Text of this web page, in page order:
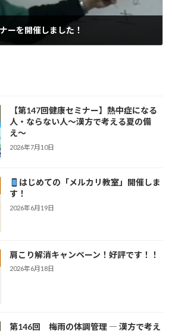
を開催しました！
【第147回健康セミナー】熱中症になる
人・ならない人〜漢方で考える夏の備
え〜
2026年7月10日
はじめての「メルカリ教室」開催しま
す！
2026年6月19日
肩こり解消キャンペーン！好評です！！
2026年6月18日
第146回 梅雨の体調管理 ― 漢方で考え